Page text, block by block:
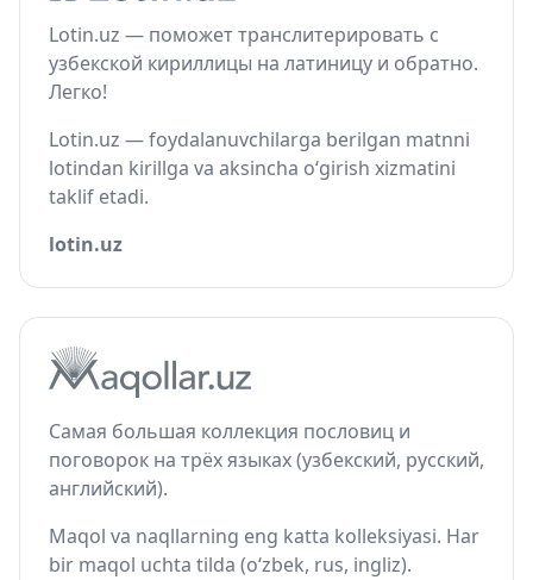
Lotin.uz — поможет транслитерировать с
узбекской кириллицы на латиницу и обратно.
Легко!
Lotin.uz — foydalanuvchilarga berilgan matnni
lotindan kirillga va aksincha o‘girish xizmatini
taklif etadi.
lotin.uz
Самая большая коллекция пословиц и
поговорок на трёх языках (узбекский, русский,
английский).
Maqol va naqllarning eng katta kolleksiyasi. Har
bir maqol uchta tilda (o‘zbek, rus, ingliz).